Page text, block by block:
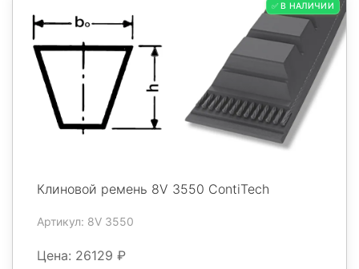
✅ В НАЛИЧИИ
Клиновой ремень 8V 3550 ContiTech
Артикул: 8V 3550
Цена: 26129 ₽